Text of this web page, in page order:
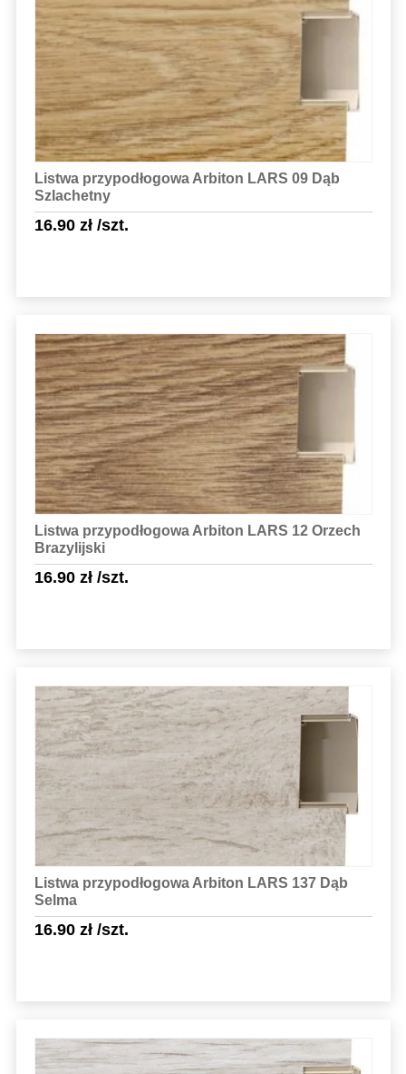
Sprawdź szczegóły
Listwa przypodłogowa Arbiton LARS 09 Dąb
Szlachetny
16.90 zł/szt.
Sprawdź szczegóły
Listwa przypodłogowa Arbiton LARS 12 Orzech
Brazylijski
16.90 zł/szt.
Sprawdź szczegóły
Listwa przypodłogowa Arbiton LARS 137 Dąb
Selma
16.90 zł/szt.
Sprawdź szczegóły